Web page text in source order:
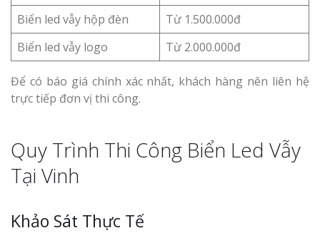
Biển led vẫy hộp đèn
Từ 1.500.000đ
Biển led vẫy logo
Từ 2.000.000đ
Để có báo giá chính xác nhất, khách hàng nên liên hệ
trực tiếp đơn vị thi công.
Quy Trình Thi Công Biển Led Vẫy
Tại Vinh
Khảo Sát Thực Tế